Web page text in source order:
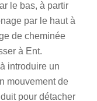
le bas, à partir
par le haut à
de cheminée
à Ent.
introduire un
mouvement de
pour détacher